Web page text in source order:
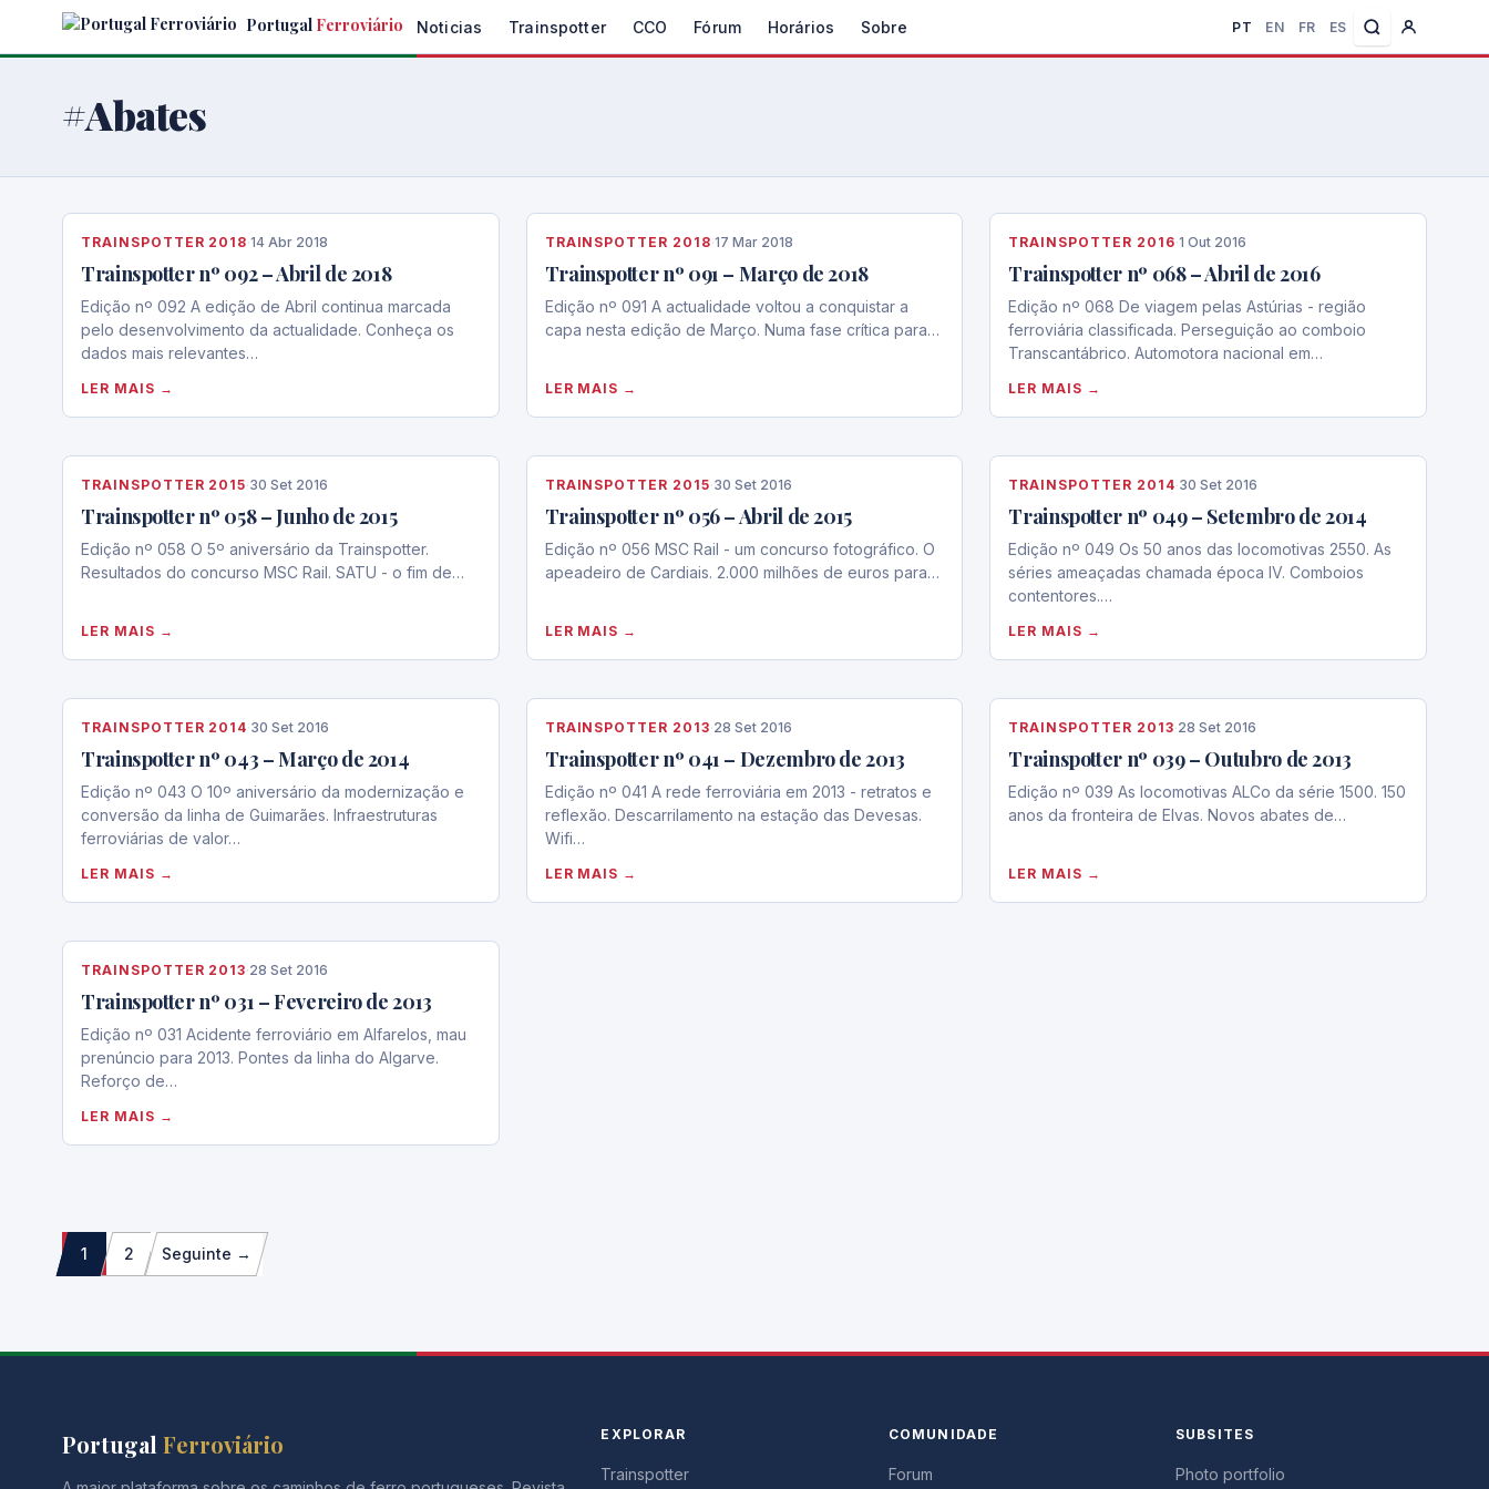
Portugal Ferroviário Noticias Trainspotter CCO Fórum Horários Sobre PT EN FR ES
#Abates
TRAINSPOTTER 2018·14 Abr 2018
Trainspotter nº 092 – Abril de 2018
Edição nº 092 A edição de Abril continua marcada
pelo desenvolvimento da actualidade. Conheça os
dados mais relevantes…
LER MAIS →
TRAINSPOTTER 2018·17 Mar 2018
Trainspotter nº 091 – Março de 2018
Edição nº 091 A actualidade voltou a conquistar a
capa nesta edição de Março. Numa fase crítica para…
LER MAIS →
TRAINSPOTTER 2016·1 Out 2016
Trainspotter nº 068 – Abril de 2016
Edição nº 068 De viagem pelas Astúrias - região
ferroviária classificada. Perseguição ao comboio
Transcantábrico. Automotora nacional em…
LER MAIS →
TRAINSPOTTER 2015·30 Set 2016
Trainspotter nº 058 – Junho de 2015
Edição nº 058 O 5º aniversário da Trainspotter.
Resultados do concurso MSC Rail. SATU - o fim de…
LER MAIS →
TRAINSPOTTER 2015·30 Set 2016
Trainspotter nº 056 – Abril de 2015
Edição nº 056 MSC Rail - um concurso fotográfico. O
apeadeiro de Cardiais. 2.000 milhões de euros para…
LER MAIS →
TRAINSPOTTER 2014·30 Set 2016
Trainspotter nº 049 – Setembro de 2014
Edição nº 049 Os 50 anos das locomotivas 2550. As
séries ameaçadas chamada época IV. Comboios
contentores.
content/uploads/2015/11/2014-09.pdf
LER MAIS →
TRAINSPOTTER 2014·30 Set 2016
Trainspotter nº 043 – Março de 2014
Edição nº 043 O 10º aniversário da modernização e
conversão da linha de Guimarães. Infraestruturas
ferroviárias de valor…
LER MAIS →
TRAINSPOTTER 2013·28 Set 2016
Trainspotter nº 041 – Dezembro de 2013
Edição nº 041 A rede ferroviária em 2013 - retratos e
reflexão. Descarrilamento na estação das Devesas.
Wifi…
LER MAIS →
TRAINSPOTTER 2013·28 Set 2016
Trainspotter nº 039 – Outubro de 2013
Edição nº 039 As locomotivas ALCo da série 1500. 150
anos da fronteira de Elvas. Novos abates de…
LER MAIS →
TRAINSPOTTER 2013·28 Set 2016
Trainspotter nº 031 – Fevereiro de 2013
Edição nº 031 Acidente ferroviário em Alfarelos, mau
prenúncio para 2013. Pontes da linha do Algarve.
Reforço de…
LER MAIS →
Paginação
dos
1 2 Seguinte →
Portugal Ferroviário EXPLORAR
Trainspotter
COMUNIDADE
Forum
SUBSITES
Photo portfolio